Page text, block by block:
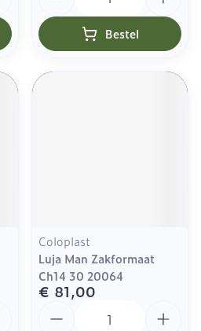
Bestel
Coloplast
Luja Man Zakformaat
Ch14 30 20064
€ 81,00